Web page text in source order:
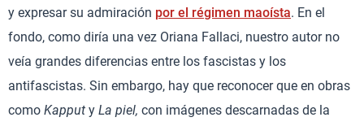
y expresar su admiración por el régimen maoísta. En el
fondo, como diría una vez Oriana Fallaci, nuestro autor no
veía grandes diferencias entre los fascistas y los
antifascistas. Sin embargo, hay que reconocer que en obras
como Kapput y La piel, con imágenes descarnadas de la